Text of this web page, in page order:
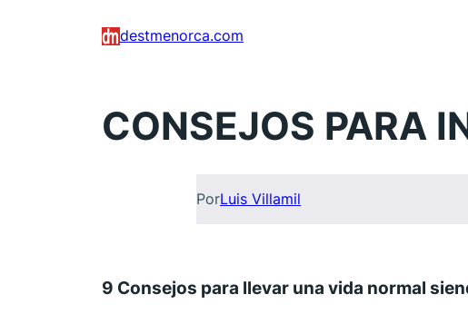
destmenorca.com
CONSEJOS PARA
PorLuis Villamil
9 Consejos para llevar una vida normal